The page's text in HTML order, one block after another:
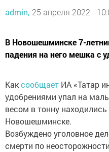
admin, 25 апреля 2022 -
В Новошешминске 7-
падения на него мешка с
Каксообщает ИА «Татар
удобрениями упал на
весом в тонну
Новошешминске.
Возбуждено уголовное
смерти по